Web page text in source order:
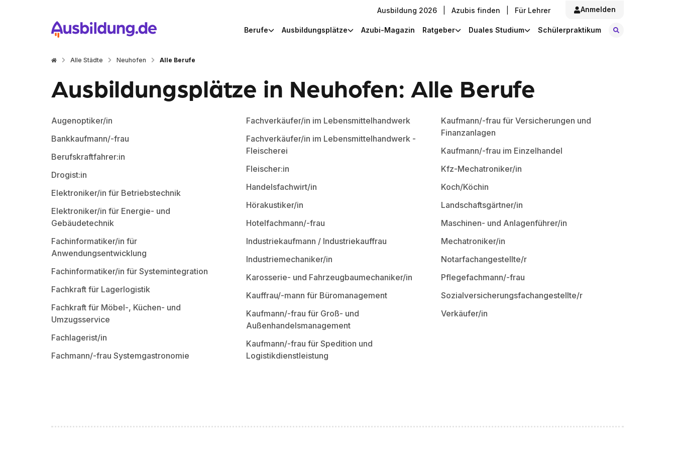
Ausbildung 2026 Azubis finden Für Lehrer Anmelden
Berufe Ausbildungsplätze Azubi-Magazin Ratgeber Duales Studium Schülerpraktikum
Alle Städte Neuhofen Alle Berufe
Ausbildungsplätze in Neuhofen: Alle Berufe
Augenoptiker/in
Bankkaufmann/-frau
Berufskraftfahrer:in
Drogist:in
Elektroniker/in für Betriebstechnik
Elektroniker/in für Energie- und
Gebäudetechnik
Fachinformatiker/in für
Anwendungsentwicklung
Fachinformatiker/in für Systemintegration
Fachkraft für Lagerlogistik
Fachkraft für Möbel-, Küchen- und
Umzugsservice
Fachlagerist/in
Fachmann/-frau Systemgastronomie
Fachverkäufer/in im Lebensmittelhandwerk
Fachverkäufer/in im Lebensmittelhandwerk -
Fleischerei
Fleischer:in
Handelsfachwirt/in
Hörakustiker/in
Hotelfachmann/-frau
Industriekaufmann / Industriekauffrau
Industriemechaniker/in
Karosserie- und Fahrzeugbaumechaniker/in
Kauffrau/-mann für Büromanagement
Kaufmann/-frau für Groß- und
Außenhandelsmanagement
Kaufmann/-frau für Spedition und
Logistikdienstleistung
Kaufmann/-frau für Versicherungen und
Finanzanlagen
Kaufmann/-frau im Einzelhandel
Kfz-Mechatroniker/in
Koch/Köchin
Landschaftsgärtner/in
Maschinen- und Anlagenführer/in
Mechatroniker/in
Notarfachangestellte/r
Pflegefachmann/-frau
Sozialversicherungsfachangestellte/r
Verkäufer/in